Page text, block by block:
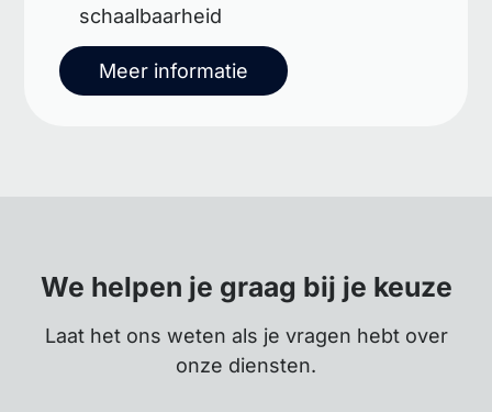
schaalbaarheid
Meer informatie
We helpen je graag bij je keuze
Laat het ons weten als je vragen hebt over
onze diensten.